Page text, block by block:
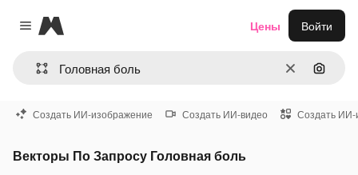
Close menu
Magnific
ОчиститьПоиск
Цены Войти
Создать ИИ-изображение Создать ИИ-видео Создать ИИ-
Векторы По Запросу Головная боль